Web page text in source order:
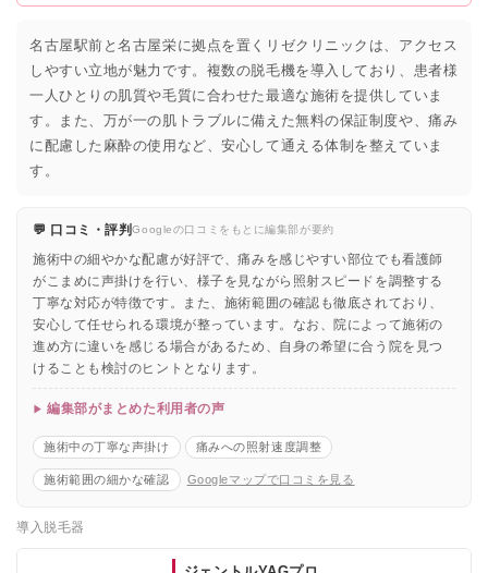
名古屋駅前と名古屋栄に拠点を置くリゼクリニックは、アクセス
しやすい立地が魅力です。複数の脱毛機を導入しており、患者様
一人ひとりの肌質や毛質に合わせた最適な施術を提供していま
す。また、万が一の肌トラブルに備えた無料の保証制度や、痛み
に配慮した麻酔の使用など、安心して通える体制を整えていま
す。
💬 口コミ・評判Googleの口コミをもとに編集部が要約
施術中の細やかな配慮が好評で、痛みを感じやすい部位でも看護師
がこまめに声掛けを行い、様子を見ながら照射スピードを調整する
丁寧な対応が特徴です。また、施術範囲の確認も徹底されており、
安心して任せられる環境が整っています。なお、院によって施術の
進め方に違いを感じる場合があるため、自身の希望に合う院を見つ
けることも検討のヒントとなります。
編集部がまとめた利用者の声
施術中の丁寧な声掛け 痛みへの照射速度調整
施術範囲の細かな確認 Googleマップで口コミを見る
導入脱毛器